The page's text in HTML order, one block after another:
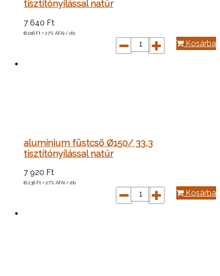
tisztítónyílással natúr
7 640 Ft
(6 016 Ft + 27% ÁFA) / db
Kosárba
alumínium füstcsö Ø150/ 33,3
tisztítónyílással natúr
7 920 Ft
(6 236 Ft + 27% ÁFA) / db
Kosárba